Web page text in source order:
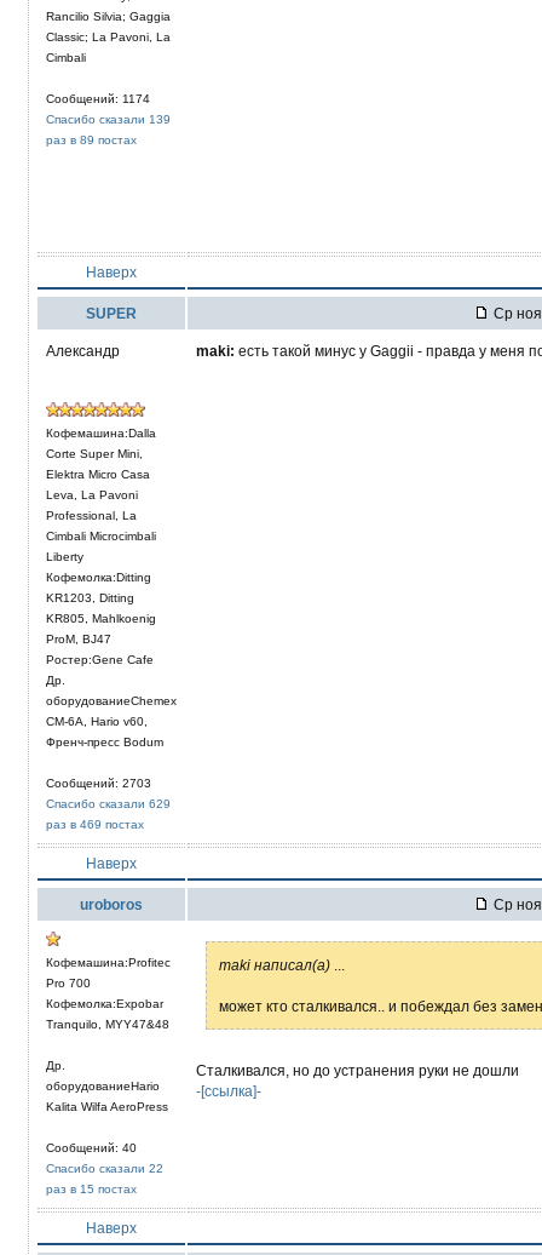
Rancilio Silvia; Gaggia
Classic; La Pavoni, La
Cimbali
Сообщений: 1174
Спасибо сказали 139
раз в 89 постах
Наверх
SUPER Ср
Александр
Кофемашина:Dalla
Corte Super Mini,
Elektra Micro Casa
Leva, La Pavoni
Professional, La
Cimbali Microcimbali
Liberty
Кофемолка:Ditting
KR1203, Ditting
KR805, Mahlkoenig
ProM, BJ47
Ростер:Gene Cafe
Др.
оборудованиеChemex
CM-6A, Hario v60,
Френч-пресс Bodum
Сообщений: 2703
Спасибо сказали 629
раз в 469 постах
maki: есть такой минус у Gaggii - правда у меня
Наверх
uroboros Ср
Кофемашина:Profitec
Pro 700
Кофемолка:Expobar
Tranquilo, MYY47&48
Др.
оборудованиеHario
Kalita Wilfa AeroPress
Сообщений: 40
Спасибо сказали 22
раз в 15 постах
maki написал(а)
может кто сталкивался.. и побеждал без
Сталкивался, но до устранения руки не дошли
-[ссылка]-
Наверх